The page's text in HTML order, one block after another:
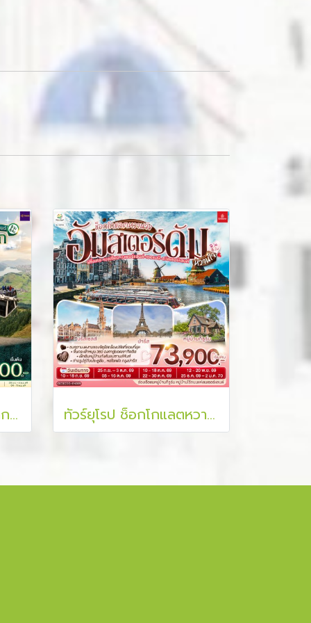
ทัวร์ยุโรป สวยระดับมรดกโลก UNESCO ยอมรับ เพื่อนบ้านยอมใจ 8 วัน 6 คืน ทัวร์ยุโรป ช็อกโกแลตหวานจัง อัมสเตอร์ดัมหวานใจ 9 วัน 6 คืน